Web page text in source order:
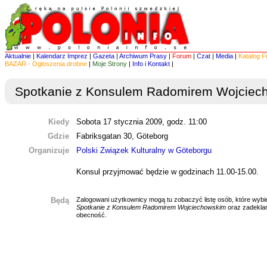
Aktualnie | Kalendarz Imprez | Gazeta | Archiwum Prasy | Forum | Czat | Media | Katalog
BAZAR - Ogłoszenia drobne | Moje Strony | Info i Kontakt |
Spotkanie z Konsulem Radomirem
Kiedy
Sobota 17 stycznia 2009, godz. 11:00
Gdzie
Fabriksgatan 30, Göteborg
Organizuje
Polski Związek Kulturalny w Göteborgu
Konsul przyjmować będzie w godzinach 11.00-15.00.
Będą
Zalogowani użytkownicy mogą tu zobaczyć listę osób, które
Spotkanie z Konsulem Radomirem Wojciechowskim oraz
obecność.